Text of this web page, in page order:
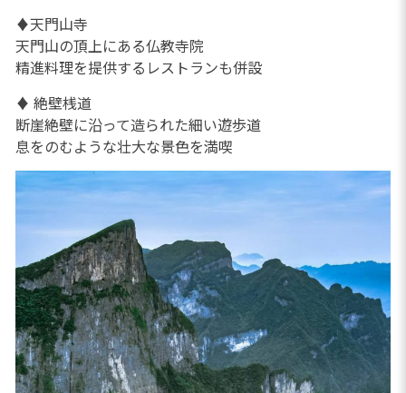
♦天門山寺
天門山の頂上にある仏教寺院
精進料理を提供するレストランも併設
♦ 絶壁桟道
断崖絶壁に沿って造られた細い遊歩道
息をのむような壮大な景色を満喫